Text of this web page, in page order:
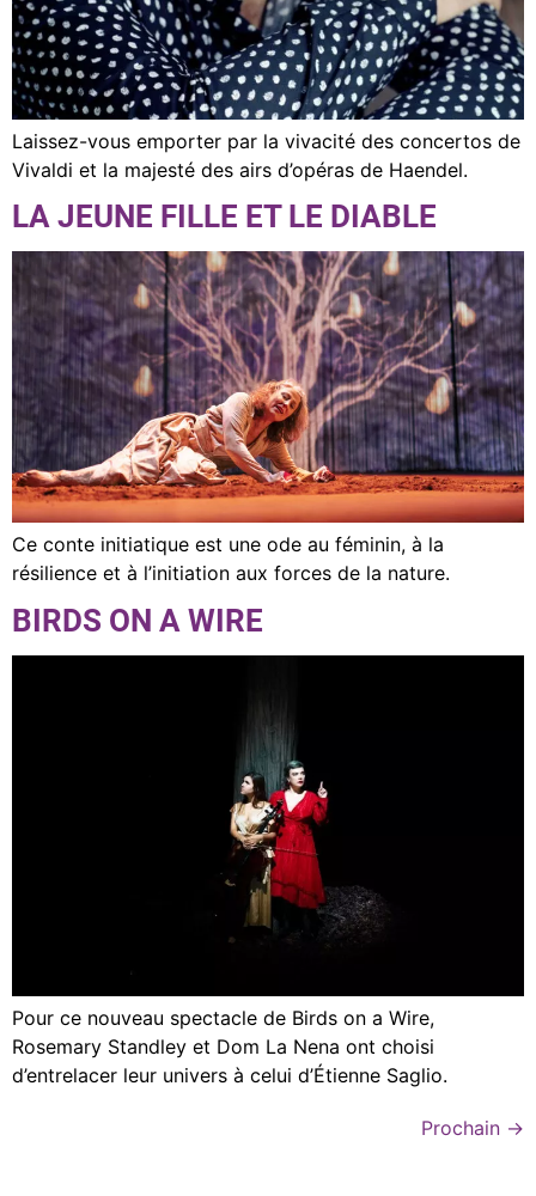
Laissez-vous emporter par la vivacité des concertos de
Vivaldi et la majesté des airs d’opéras de Haendel.
LA JEUNE FILLE ET LE DIABLE
Ce conte initiatique est une ode au féminin, à la
résilience et à l’initiation aux forces de la nature.
BIRDS ON A WIRE
Pour ce nouveau spectacle de Birds on a Wire,
Rosemary Standley et Dom La Nena ont choisi
d’entrelacer leur univers à celui d’Étienne Saglio.
Prochain →